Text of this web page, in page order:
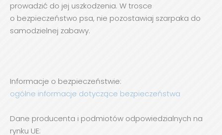
prowadzić do jej uszkodzenia. W trosce
o bezpieczeństwo psa, nie pozostawiaj szarpaka do
samodzielnej zabawy.
Informacje o bezpieczeństwie:
ogólne informacje dotyczące bezpieczeństwa
Dane producenta i podmiotów odpowiedzialnych na
rynku UE: